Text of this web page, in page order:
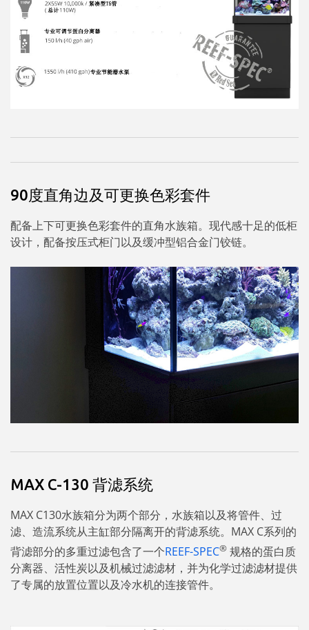
90度直角边及可更换色彩套件
配备上下可更换色彩套件的直角水族箱。现代感十足的低柜
设计，配备按压式柜门以及缓冲型铝合金门铰链。
MAX C-130 背滤系统
MAX C130水族箱分为两个部分，水族箱以及将管件、过
滤、造流系统从主缸部分隔离开的背滤系统。MAX C系列的
背滤部分的多重过滤包含了一个REEF-SPEC® 规格的蛋白质
分离器、活性炭以及机械过滤滤材，并为化学过滤滤材提供
了专属的放置位置以及冷水机的连接管件。